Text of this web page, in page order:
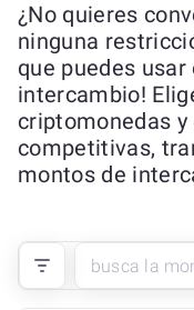
¿No quieres
ninguna
que puedes
intercambio!
criptomonedas
competitivas,
montos de